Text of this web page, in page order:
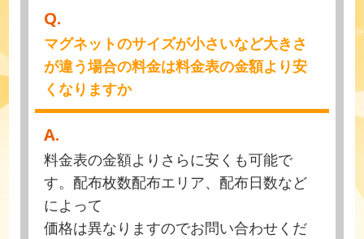
Q.
マグネットのサイズが小さいなど大きさ
が違う場合の料金は料金表の金額より安
くなりますか
A.
料金表の金額よりさらに安くも可能で
す。配布枚数配布エリア、配布日数など
によって
価格は異なりますのでお問い合わせくだ